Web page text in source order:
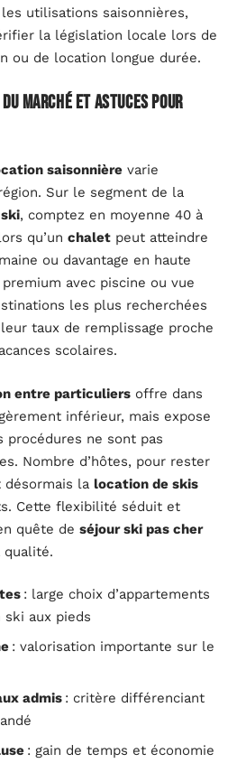
utilisations saisonnières,
la législation locale lors de
ou de location longue durée.
marché et astuces pour
saisonnière varie
Sur le segment de la
, comptez en moyenne 40 à
qu’un chalet peut atteindre
ou davantage en haute
avec piscine ou vue
les plus recherchées
taux de remplissage proche
scolaires.
entre particuliers offre dans
inférieur, mais expose
procédures ne sont pas
Nombre d’hôtes, pour rester
la location de skis
Cette flexibilité séduit et
quête de séjour ski pas cher
qualité.
: large choix d’appartements
aux pieds
: valorisation importante sur le
admis : critère différenciant
: gain de temps et économie